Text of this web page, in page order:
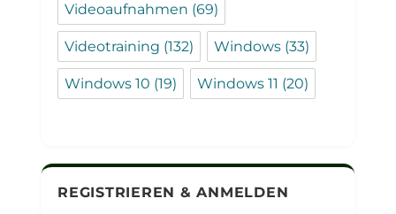
Videoaufnahmen (69)
Videotraining (132) Windows (33)
Windows 10 (19) Windows 11 (20)
REGISTRIEREN & ANMELDEN